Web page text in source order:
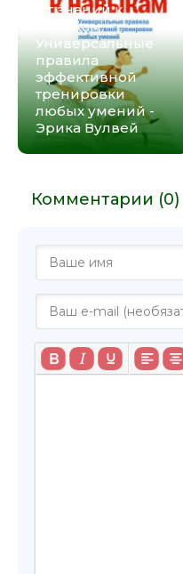
От знаний к
навыкам.
Универсальные
правила
эффективной
тренировки
любых умений -
Эрика Вулвей
Комментарии (0)